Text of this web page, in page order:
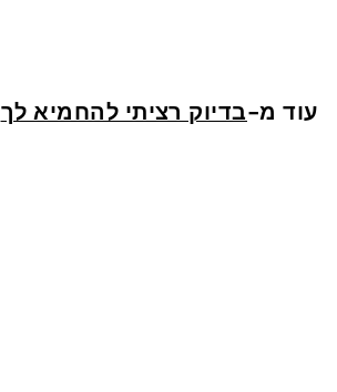
"
עוד מ-בדיוק רציתי להחמיא לך